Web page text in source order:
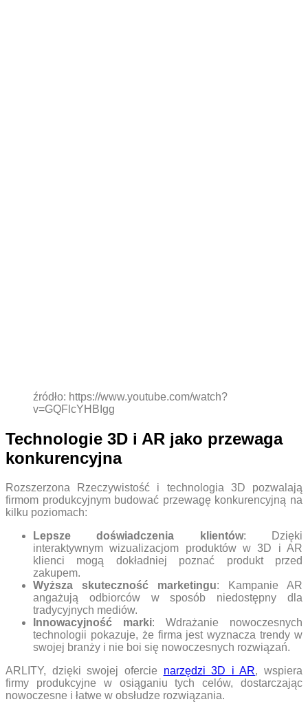
źródło: https://www.youtube.com/watch?
v=GQFlcYHBIgg
Technologie 3D i AR jako przewaga
konkurencyjna
Rozszerzona Rzeczywistość i technologia 3D pozwalają
firmom produkcyjnym budować przewagę konkurencyjną na
kilku poziomach:
Lepsze doświadczenia klientów: Dzięki
interaktywnym wizualizacjom produktów w 3D i AR
klienci mogą dokładniej poznać produkt przed
zakupem.
Wyższa skuteczność marketingu: Kampanie AR
angażują odbiorców w sposób niedostępny dla
tradycyjnych mediów.
Innowacyjność marki: Wdrażanie nowoczesnych
technologii pokazuje, że firma jest wyznacza trendy w
swojej branży i nie boi się nowoczesnych rozwiązań.
ARLITY, dzięki swojej ofercie narzędzi 3D i AR, wspiera
firmy produkcyjne w osiąganiu tych celów, dostarczając
nowoczesne i łatwe w obsłudze rozwiązania.